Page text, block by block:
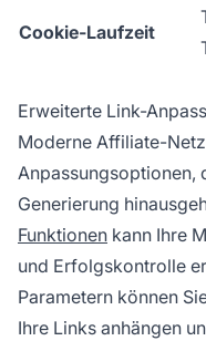
Cookie-Laufzeit
Erweiterte Link-
Moderne Affiliate-
Anpassungsoptionen,
Generierung
Funktionen kann Ihre
und Erfolgskontrolle
Parametern können
Ihre Links anhängen